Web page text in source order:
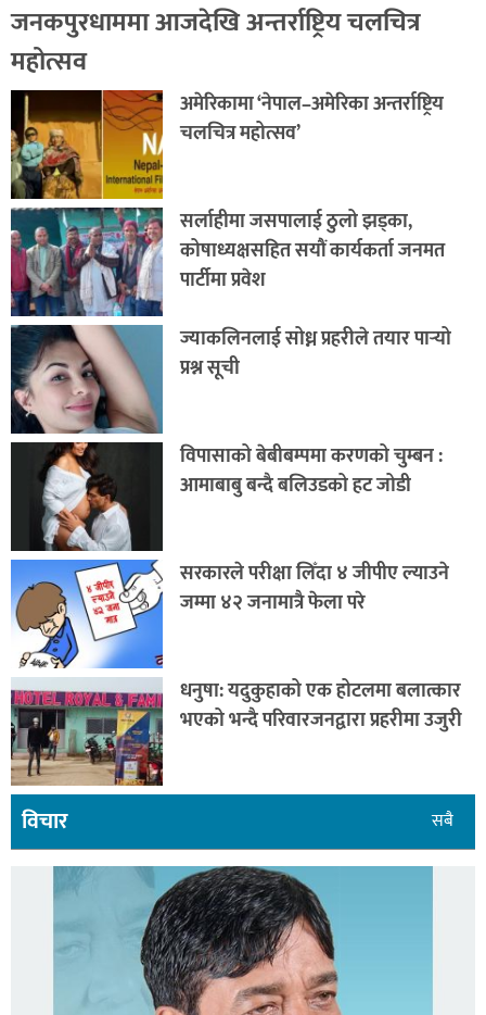
जनकपुरधाममा आजदेखि अन्तर्राष्ट्रिय चलचित्र
महोत्सव
अमेरिकामा ‘नेपाल–अमेरिका अन्तर्राष्ट्रिय
चलचित्र महोत्सव’
सर्लाहीमा जसपालाई ठुलो झड्का,
कोषाध्यक्षसहित सयौं कार्यकर्ता जनमत
पार्टीमा प्रवेश
ज्याकलिनलाई सोध्न प्रहरीले तयार पार्‍यो
प्रश्न सूची
विपासाको बेबीबम्पमा करणको चुम्बन :
आमाबाबु बन्दै बलिउडको हट जोडी
सरकारले परीक्षा लिँदा ४ जीपीए ल्याउने
जम्मा ४२ जनामात्रै फेला परे
धनुषा: यदुकुहाको एक होटलमा बलात्कार
भएको भन्दै परिवारजनद्वारा प्रहरीमा उजुरी
विचार सबै